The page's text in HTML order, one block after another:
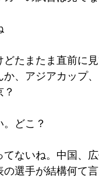
どたまたま直前に
か、アジアカップ
どこ？
てないね。中国、
の選手が結構何て